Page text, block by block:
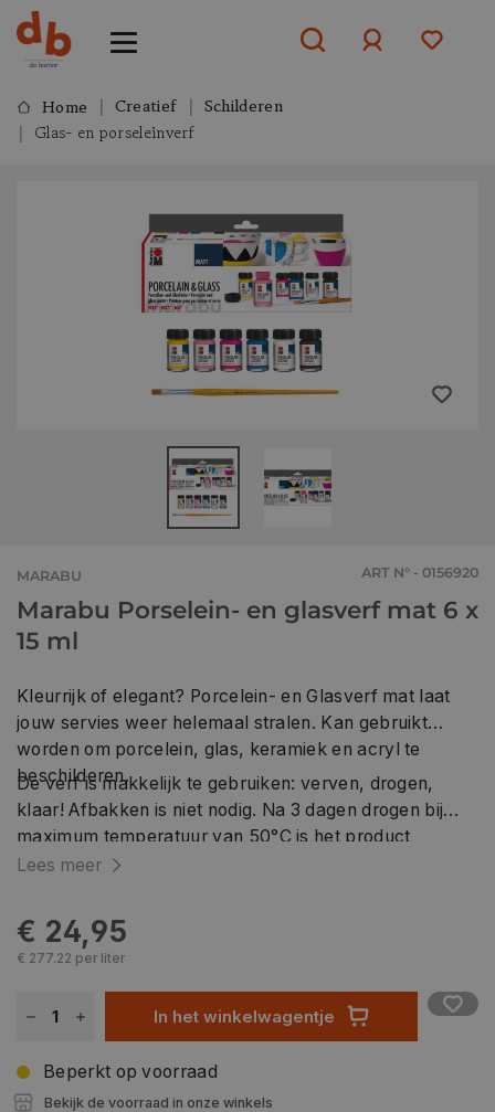
Home Creatief
Schilderen
Glas- en porseleinverf
MARABU ART N° - 0156920
Marabu Porselein- en glasverf mat 6 x
15 ml
Kleurrijk of elegant? Porcelein- en Glasverf mat laat
jouw servies weer helemaal stralen. Kan gebruikt
worden om porcelein, glas, keramiek en acryl te
beschilderen.
De verf is makkelijk te gebruiken: verven, drogen,
klaar! Afbakken is niet nodig. Na 3 dagen drogen bij
maximum temperatuur van 50°C is het product
vaatwasbestendig.
Lees meer
€ 24,95
€ 277.22 per liter
In het winkelwagentje
Beperkt op voorraad
Bekijk de voorraad in onze winkels